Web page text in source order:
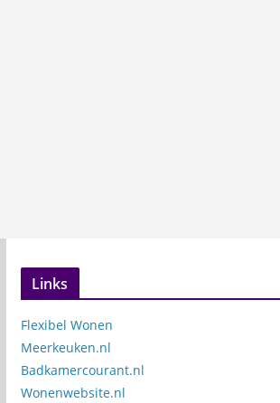
Links
Flexibel Wonen
Meerkeuken.nl
Badkamercourant.nl
Wonenwebsite.nl